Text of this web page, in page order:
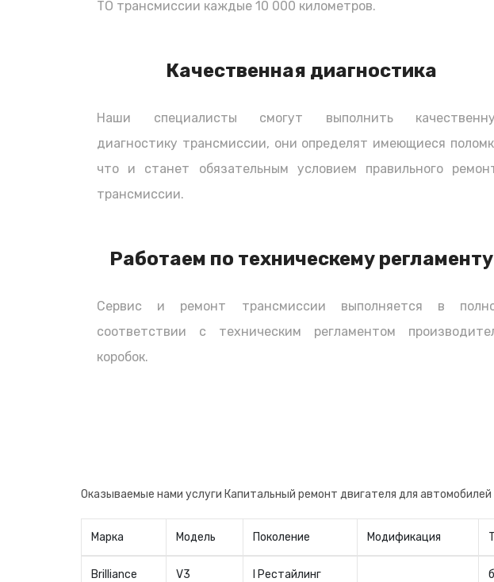
ТО трансмиссии каждые 10 000 километров.
Качественная диагностика
Наши специалисты смогут выполнить
диагностику трансмиссии, они определят имеющиеся
что и станет обязательным условием правильного
трансмиссии.
Работаем по техническему регламенту
Сервис и ремонт трансмиссии выполняется в
соответствии с техническим регламентом
коробок.
Оказываемые нами услуги Капитальный ремонт двигателя для
Марка Модель Поколение Модификация
Brilliance V3 I Рестайлинг